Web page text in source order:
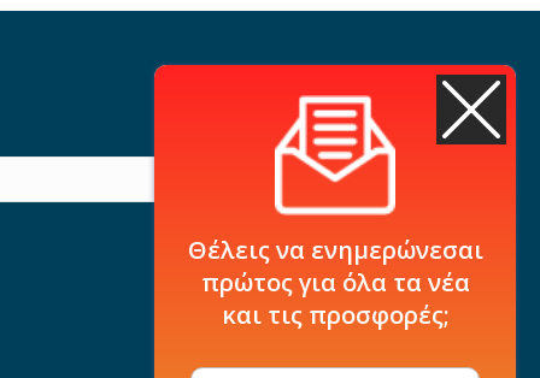
Θέλεις να ενημερώνεσαι
πρώτος για όλα τα νέα
και τις προσφορές;